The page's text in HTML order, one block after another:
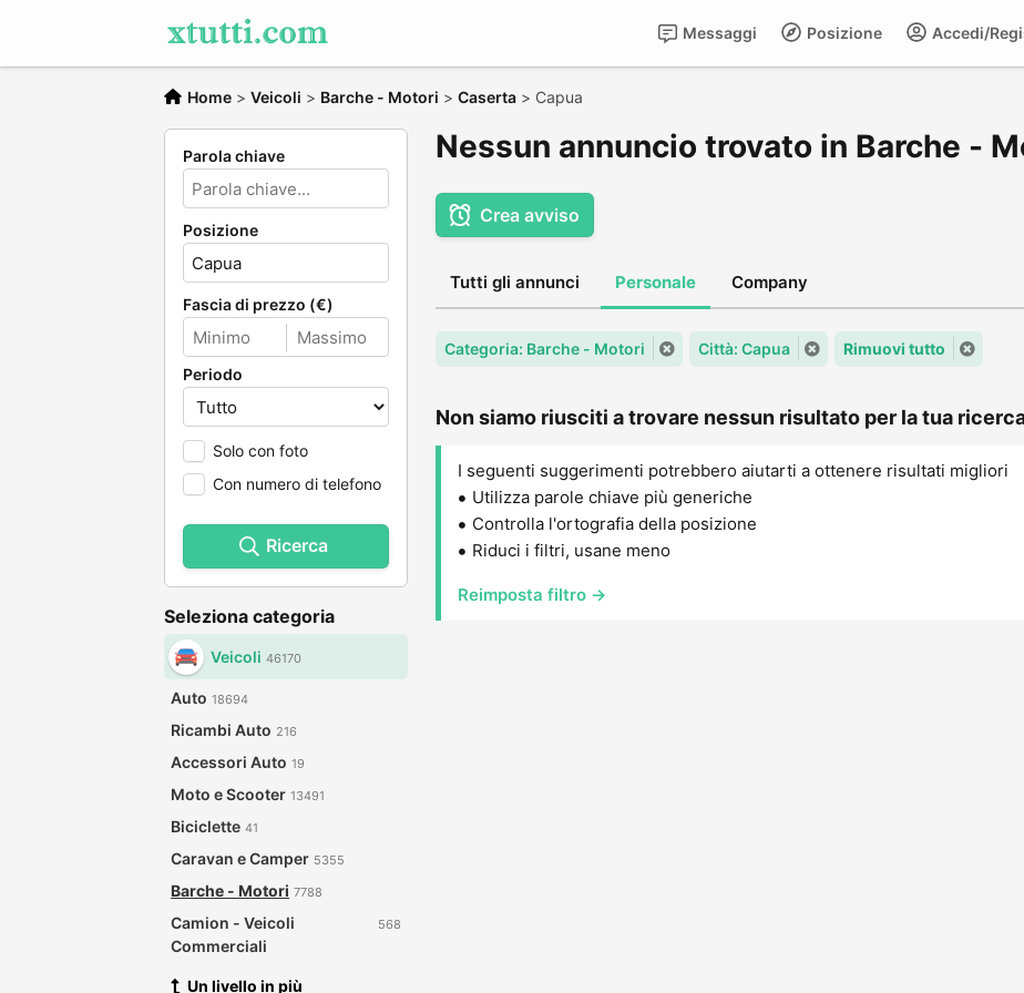
Accedi/
Posizione
Messaggi
Home > Veicoli > Barche - Motori > Caserta > Capua
Parola chiave
Posizione
Fascia di prezzo (€)
Periodo
Solo con foto
Con numero di telefono
Ricerca
Seleziona categoria
Veicoli 46170
Auto 18694
Ricambi Auto 216
Accessori Auto 19
Moto e Scooter 13491
Biciclette 41
Caravan e Camper 5355
Barche - Motori 7788
Camion - Veicoli
Commerciali
568
Un livello in più
Nessun annuncio trovato in Barche -
Crea avviso
Tutti gli annunci Personale Company
Categoria: Barche - Motori Città: Capua Rimuovi tutto
Non siamo riusciti a trovare nessun risultato per la tua
I seguenti suggerimenti potrebbero aiutarti a ottenere risultati migliori
Utilizza parole chiave più generiche
Controlla l'ortografia della posizione
Riduci i filtri, usane meno
Reimposta filtro →